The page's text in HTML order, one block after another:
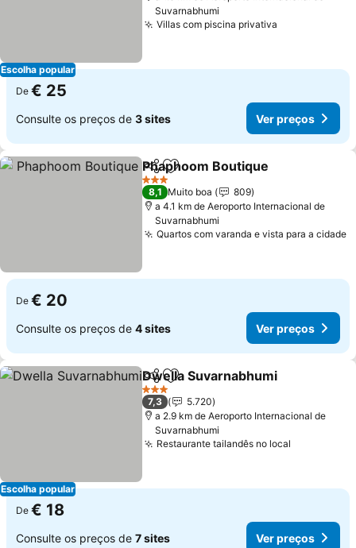
Escolha popular
Suvarnabhumi
Villas com piscina privativa
De € 25
Consulte os preços de 3 sites Ver preços
PartilharAdicionar aos favoritos
Phaphoom Boutique
3 Estrelas
8,1 Muito boa
809
a 4.1 km de Aeroporto Internacional de
Suvarnabhumi
Quartos com varanda e vista para a cidade
De € 20
Consulte os preços de 4 sites Ver preços
Escolha popular
PartilharAdicionar aos favoritos
Dwella Suvarnabhumi
3 Estrelas
7,3
5.720
a 2.9 km de Aeroporto Internacional de
Suvarnabhumi
Restaurante tailandês no local
De € 18
Consulte os preços de 7 sites Ver preços